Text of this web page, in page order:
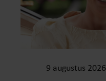
9 augustus 2026